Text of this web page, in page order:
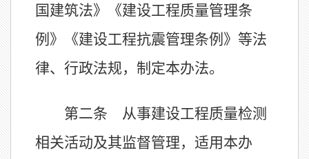
国建筑法》《建设工程质量管理条
例》《建设工程抗震管理条例》等法
律、行政法规，制定本办法。
第二条 从事建设工程质量检测
相关活动及其监督管理，适用本办